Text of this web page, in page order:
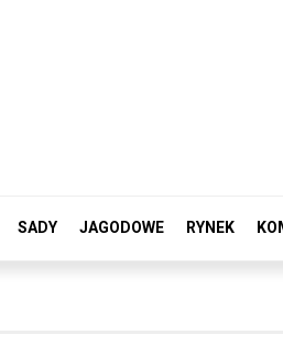
SADY JAGODOWE RYNEK